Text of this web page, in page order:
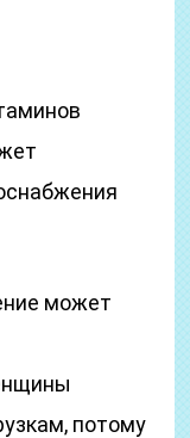
может
потому